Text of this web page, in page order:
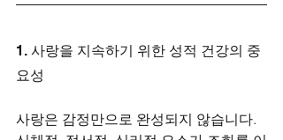
1. 사랑을 지속하기 위한 성적 건강의 중
요성
사랑은 감정만으로 완성되지 않습니다.